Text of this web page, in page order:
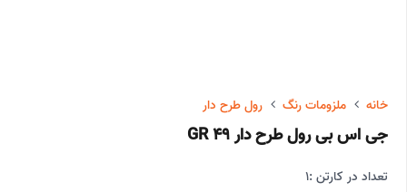
خانه ملزومات رنگ رول طرح دار
جی اس بی رول طرح دار GR 49
تعداد در کارتن :1